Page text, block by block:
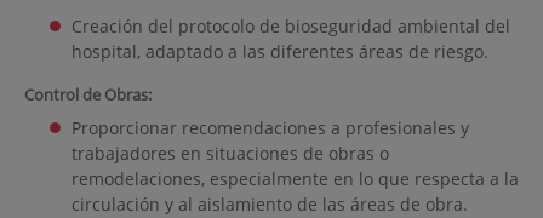
Creación del protocolo de bioseguridad ambiental del
hospital, adaptado a las diferentes áreas de riesgo.
Control de Obras:
Proporcionar recomendaciones a profesionales y
trabajadores en situaciones de obras o
remodelaciones, especialmente en lo que respecta a la
circulación y al aislamiento de las áreas de obra.